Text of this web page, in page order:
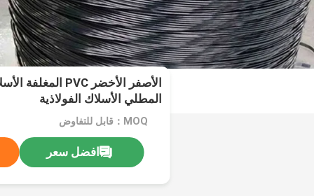
المطلي الأسلاك الفولاذية
MOQ：قابل للتفاوض
افضل سعر